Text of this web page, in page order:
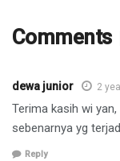
Comments
dewa junior 2
Terima kasih wi
sebenarnya yg
Reply